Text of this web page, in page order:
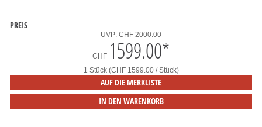
PREIS
UVP: CHF 2000.00
CHF 1599.00*
1 Stück (CHF 1599.00 / Stück)
AUF DIE MERKLISTE
IN DEN WARENKORB